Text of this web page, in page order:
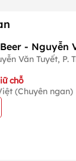
- Nguyễn
Văn Tuyết, P.
chỗ
(Chuyên ngan)